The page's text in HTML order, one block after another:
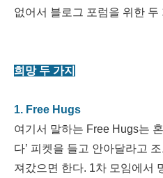
없어서 블로그 포럼을 위한
희망 두 가지
1. Free Hugs
여기서 말하는 Free Hugs는
다’ 피켓을 들고 안아달라고
져갔으면 한다. 1차 모임에서